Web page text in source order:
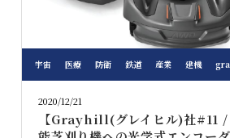
宇宙 医療 防衛 鉄道 産業 建機
2020/12/21
【Grayhill(グレイヒル)社#11 /